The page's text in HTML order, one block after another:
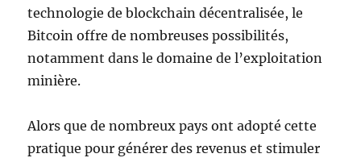
technologie de blockchain décentralisée, le
Bitcoin offre de nombreuses possibilités,
notamment dans le domaine de l’exploitation
minière.
Alors que de nombreux pays ont adopté cette
pratique pour générer des revenus et stimuler